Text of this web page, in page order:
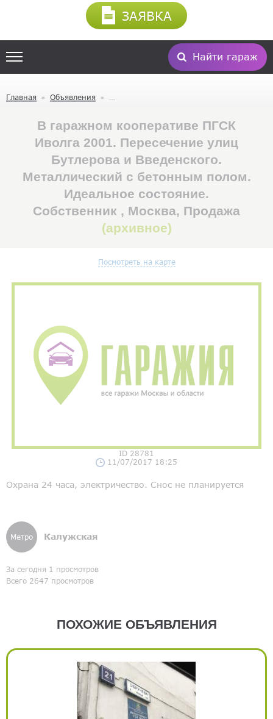
Найти гараж
ЗАЯВКА
Главная Объявления
В гаражном кооперативе ПГСК
Иволга 2001. Пересечение улиц
Бутлерова и Введенского.
Металлический с бетонным полом.
Идеальное состояние.
Собственник , Москва, Продажа
(архивное)
Посмотреть на карте
ID 28781
11/07/2017 18:25
Охрана 24 часа, электричество. Снос не планируется
Метро Калужская
За сегодня 1 просмотров
Всего 2647 просмотров
ПОХОЖИЕ ОБЪЯВЛЕНИЯ